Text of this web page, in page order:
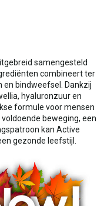
samengesteld
combineert ter
en bindweefsel. Dankzij
hyaluronzuur en
formule voor mensen
beweging, een
kan Active
gezonde leefstijl.